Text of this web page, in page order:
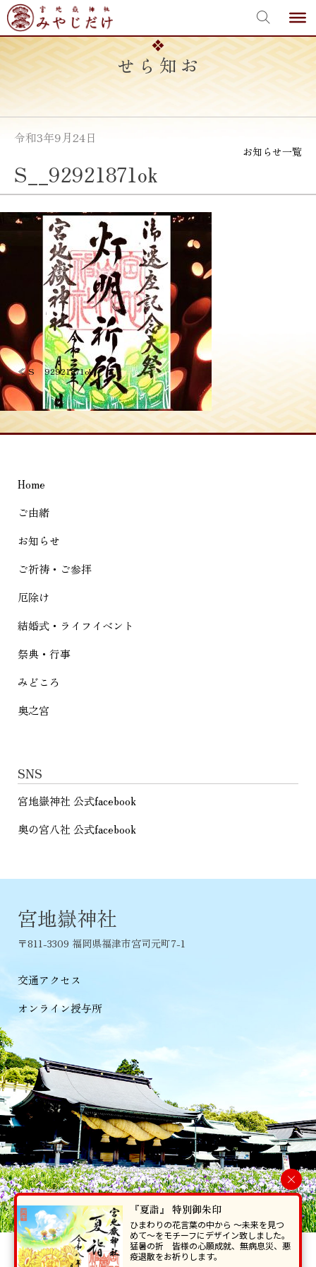
Skip
to
content
お知らせ
令和3年9月24日
お知らせ一覧
S__92921871ok
投
稿
ナ
ビ
ー
シ
ョ
ン
≪S__92921871ok
Home
ご由緒
お知らせ
ご祈祷・ご参拝
厄除け
結婚式・ライフイベント
祭典・行事
みどころ
奥之宮
SNS
宮地嶽神社 公式facebook
奥の宮八社 公式facebook
宮地嶽神社
〒811-3309 福岡県福津市宮司元町7-1
交通アクセス
オンライン授与所
当ホームページで掲載の写真・イラスト等を無断で転写･複製することを
×
『夏詣』 特別御朱印
ひまわりの花言葉の中から 〜未来を見つ
めて〜をモチーフにデザイン致しました。
猛暑の折 皆様の心願成就、無病息災、悪
疫退散をお祈りします。